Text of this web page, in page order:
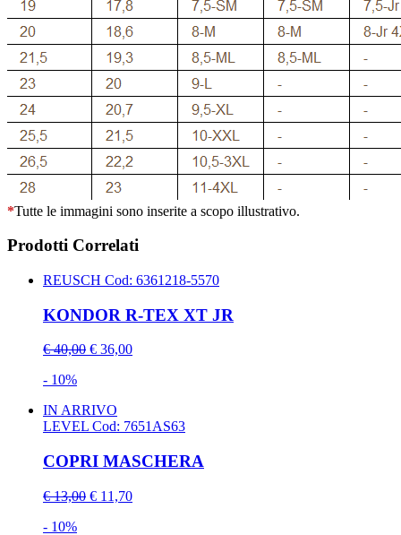
*Tutte le immagini sono inserite a scopo illustrativo.
Prodotti Correlati
REUSCH Cod: 6361218-5570
KONDOR R-TEX XT JR
€ 40,00 € 36,00
- 10%
IN ARRIVO
LEVEL Cod: 7651AS63
COPRI MASCHERA
€ 13,00 € 11,70
- 10%